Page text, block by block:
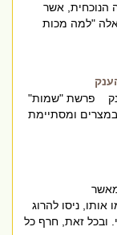
אשר
"למה מכות
פרשת "שמות"
ומסתיימת
ניסו להרוג
ובכל זאת, חרף כל